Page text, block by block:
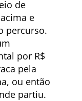
de
e
percurso.
por R$
pela
ou então
partiu.